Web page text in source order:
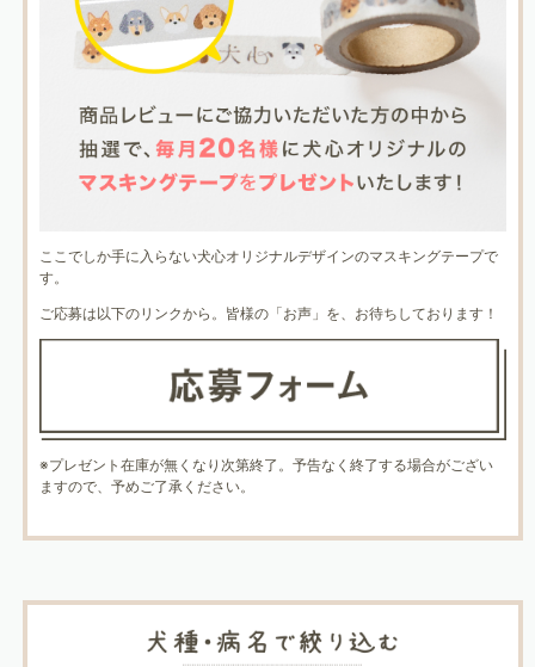
ここでしか手に入らない犬心オリジナルデザインのマスキングテープで
す。
ご応募は以下のリンクから。皆様の「お声」を、お待ちしております！
※プレゼント在庫が無くなり次第終了。予告なく終了する場合がござい
ますので、予めご了承ください。